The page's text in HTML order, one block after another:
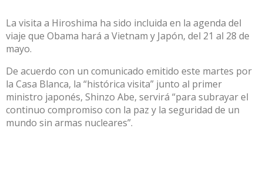
La visita a Hiroshima ha sido incluida en la agenda del
viaje que Obama hará a Vietnam y Japón, del 21 al 28 de
mayo.
De acuerdo con un comunicado emitido este martes por
la Casa Blanca, la “histórica visita” junto al primer
ministro japonés, Shinzo Abe, servirá “para subrayar el
continuo compromiso con la paz y la seguridad de un
mundo sin armas nucleares”.